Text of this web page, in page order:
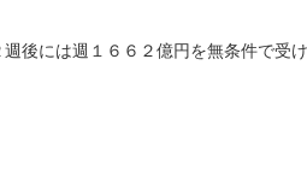
後には週１６６２億円を無条件で受け